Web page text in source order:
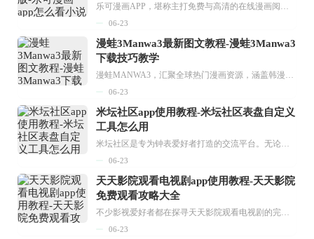
乐可漫画APP，堪称主打免费与高清的在线漫画阅读神器。其官方版提供海量完整版漫画资源，无论是国内漫画，还是日漫、韩漫、台漫、美漫等国外漫画，应有尽有，随时供你阅读。只需轻点一下，便能直接进入阅读界面。不仅如此，乐可漫画最新版本更新速度极快，在这里，你总能抢先看到全网一手漫画章节内容！...
06-23
漫蛙3Manwa3最新图文教程-漫蛙3Manwa3
下载技巧教学
漫蛙MANWA3，汇聚全球热门漫画资源，涵盖韩漫、欧美漫画、国漫等多种类型，题材丰富多样，全方位满足用户阅读喜好。它不仅是阅读平台，更是创作平台，为广大用户打造零门槛创作环境。...
06-23
米坛社区app使用教程-米坛社区表盘自定义
工具怎么用
米坛社区是专为钟表爱好者打造的交流平台。无论你是初涉钟表领域的普通爱好者，还是拥有多年收藏经验的资深玩家，都能在此找到属于自己的天地。 无需注册，就能轻松参与其中。通过专业的讨论论坛与丰富的交互功能，你可与世界各地的钟表爱好者畅快交流。若你钟情于钟表，米坛社区无疑是值得一试的理想之选。在这里，你能获取最新的手表资讯，交流见解，提升鉴赏品味，让每一块手表都成为收藏故事中重要的一部分。感兴趣的朋友，不要错过下载机会。...
06-23
天天影院观看电视剧app使用教程-天天影院
免费观看攻略大全
不少影视爱好者都在探寻天天影院观看电视剧的完整方法，结合最新平台使用规则，本篇新手入门攻略全面讲解观看渠道、检索流程、播放设置以及画面模式调整等实用内容。全文适配手机、电脑等主流设备，步骤简洁易懂，无论是初次使用的新手，还是想要优化观影体验的用户，都能参照内容快速上手，熟练掌握平台各项操作技巧，轻松畅享影视内容。...
06-23